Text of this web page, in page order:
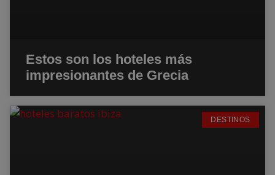
Estos son los hoteles más
impresionantes de Grecia
DESTINOS